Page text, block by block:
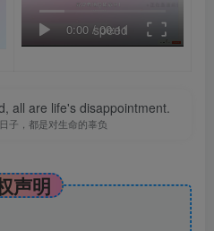
0:00 /00:11
speed
all are life's disappointment.
子，都是对生命的辜负
声明